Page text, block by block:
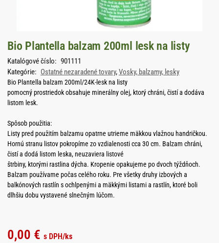
Bio Plantella balzam 200ml lesk na listy
Katalógové číslo: 901111
Kategórie: Ostatné nezaradené tovary,Vosky, balzamy, lesky
Bio Plantella balzam 200ml/24K-lesk na listy
pomocný prostriedok obsahuje minerálny olej, ktorý chráni, čistí a dodáva
listom lesk.
Spôsob použitia:
Listy pred použitím balzamu opatrne utrieme mäkkou vlažnou handričkou.
Hornú stranu listov pokropíme zo vzdialenosti cca 30 cm. Balzam chráni,
čistí a dodá listom leska, neuzaviera listové
štrbiny, ktorými rastlina dýcha. Kropenie opakujeme po dvoch týždňoch.
Balzam používame počas celého roku. Pre všetky druhy izbových a
balkónových rastlín s ochlpenými a mäkkými listami a rastlín, ktoré boli
dlhšiu dobu vystavené slnečným lúčom.
0,00 € s DPH/ks